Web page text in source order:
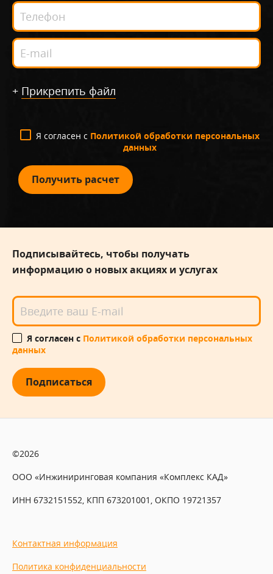
+ Прикрепить файл
Я согласен с Политикой обработки персональных
данных
Получить расчет
Подписывайтесь, чтобы получать
информацию о новых акциях и услугах
Я согласен с Политикой обработки персональных
данных
Подписаться
©2026
ООО «Инжиниринговая компания «Комплекс КАД»
ИНН 6732151552, КПП 673201001, ОКПО 19721357
Контактная информация
Политика конфиденциальности